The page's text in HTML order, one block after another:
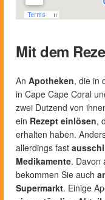
Mit dem
An Apotheken, die in
in Cape Cape Coral
zwei Dutzend von
ein Rezept einlösen,
erhalten haben.
allerdings fast
Medikamente. Davon
bekommen Sie auch
Supermarkt. Einige